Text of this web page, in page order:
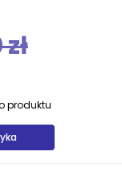
produktu